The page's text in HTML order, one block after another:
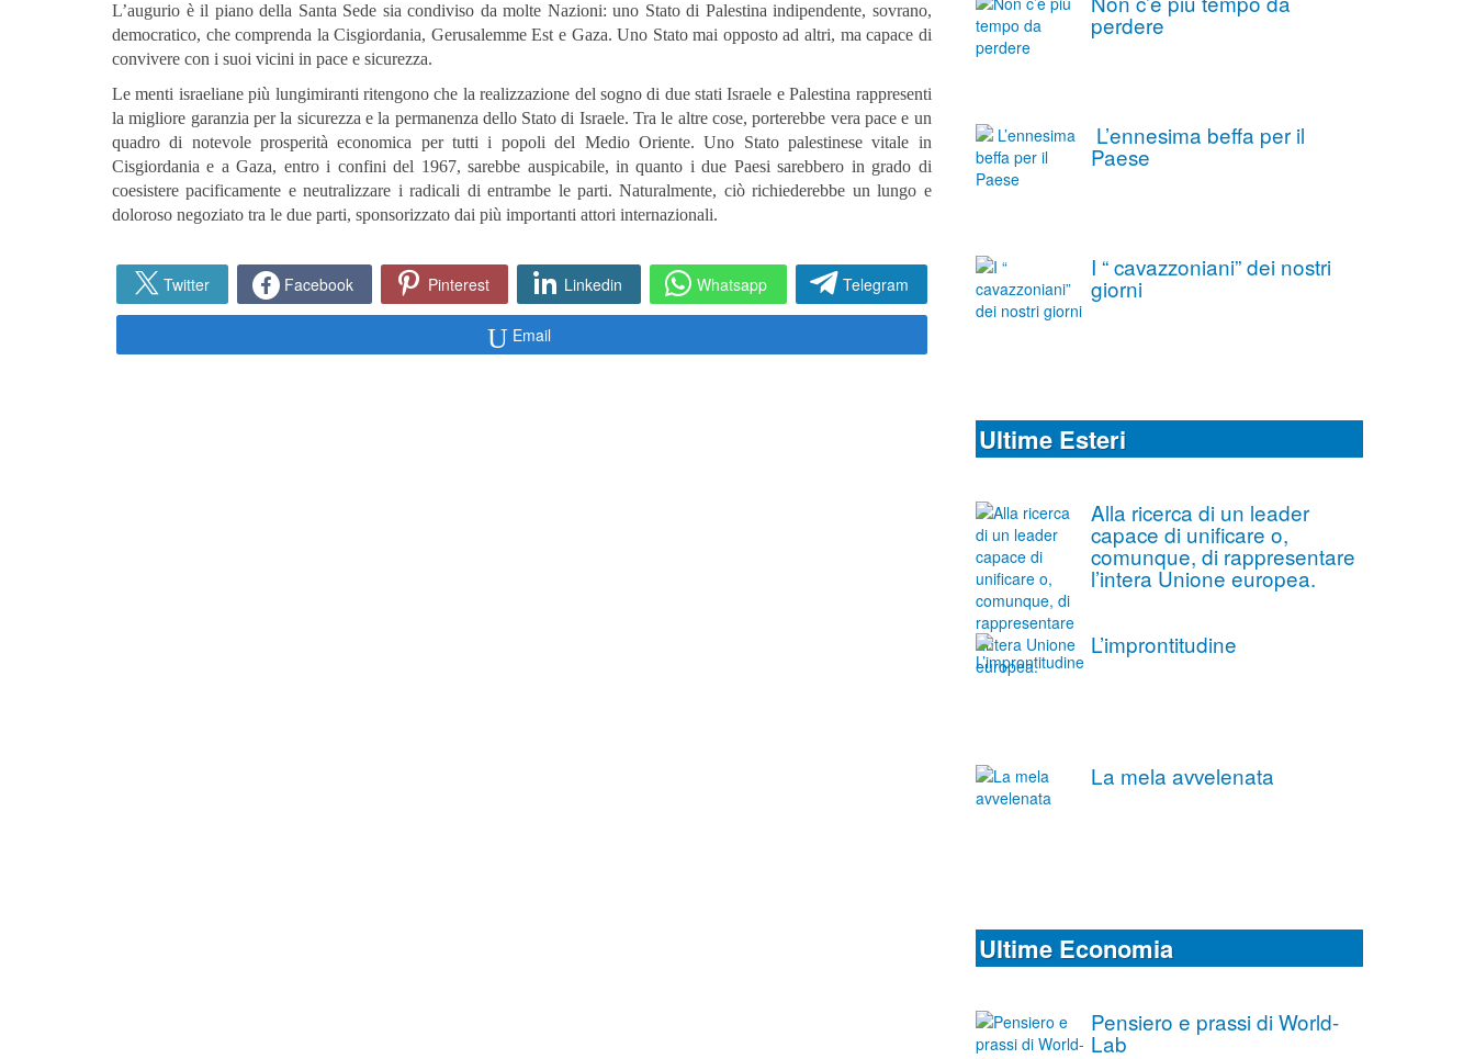
L’augurio è il piano della Santa Sede sia condiviso da molte Nazioni: uno Statodi Palestina indipendente, sovrano,
democratico, che comprenda la Cisgiordania, Gerusalemme Est e Gaza. Uno Stato mai opposto ad altri, ma capace di
convivere con i suoi vicini in pace e sicurezza.
Le menti israeliane più lungimiranti ritengono che la realizzazione del sogno di due stati Israele e Palestina rappresenti
la migliore garanzia per la sicurezza e la permanenza dello Stato di Israele. Tra le altre cose, porterebbe vera pace e un
quadro di notevole prosperità economica per tutti i popoli del Medio Oriente. Uno Stato palestinese vitale in
Cisgiordania e a Gaza, entro i confini del 1967, sarebbe auspicabile, in quanto i due Paesi sarebbero in grado di
coesistere pacificamente e neutralizzare i radicali di entrambe le parti. Naturalmente, ciò richiederebbe un lungo e
doloroso negoziato tra le due parti, sponsorizzato dai più importanti attori internazionali.
Twitter Facebook Pinterest Linkedin Whatsapp Telegram
Email
perdere
L’ennesima beffa per il
Paese
I “ cavazzoniani” dei nostri
giorni
Ultime Esteri
Alla ricerca di un leader
capace di unificare o,
comunque, di rappresentare
l’intera Unione europea.
L’improntitudine
La mela avvelenata
Ultime Economia
Pensiero e prassi di World-
Lab